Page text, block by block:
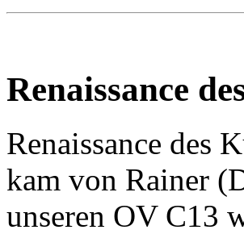
Renaissance
Renaissance des
kam von Rainer
unseren OV C13